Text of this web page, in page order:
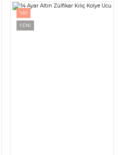
%10
YENİ